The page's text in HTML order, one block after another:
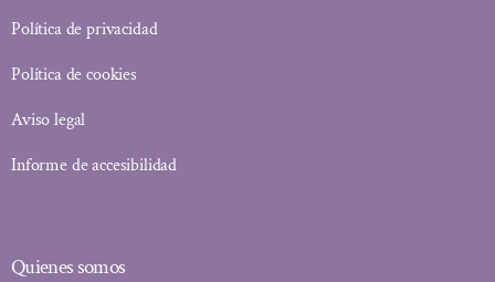
Política de privacidad
Política de cookies
Aviso legal
Informe de accesibilidad
Quienes somos